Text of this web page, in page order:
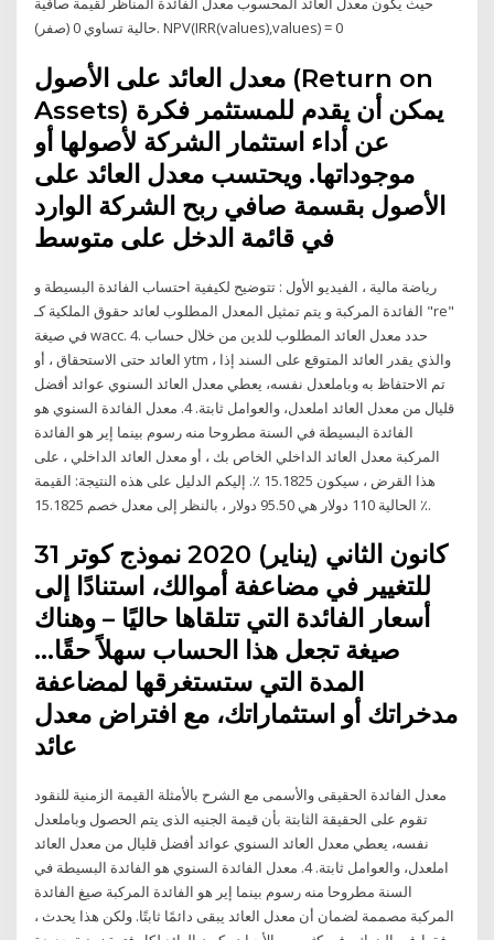
حالية تساوي 0 (صفر). NPV(IRR(values),values) = 0
معدل العائد على الأصول (Return on
Assets) يمكن أن يقدم للمستثمر فكرة
عن أداء استثمار الشركة لأصولها أو
موجوداتها. ويحتسب معدل العائد على
الأصول بقسمة صافي ربح الشركة الوارد
في قائمة الدخل على متوسط
رياضة مالية ، الفيديو الأول : تتوضيح لكيفية احتساب الفائدة البسيطة و
الفائدة المركبة و يتم تمثيل المعدل المطلوب لعائد حقوق الملكية كـ "re"
في صيغة wacc. 4. حدد معدل العائد المطلوب للدين من خلال حساب
العائد حتى الاستحقاق ، أو ytm ، والذي يقدر العائد المتوقع على السند إذا
تم الاحتفاظ به وباملعدل نفسه، يعطي معدل العائد السنوي عوائد أفضل
قليال من معدل العائد املعدل، والعوامل ثابتة. 4. معدل الفائدة السنوي هو
الفائدة البسيطة في السنة مطروحا منه رسوم بينما إير هو الفائدة
المركبة معدل العائد الداخلي الخاص بك ، أو معدل العائد الداخلي ، على
هذا القرض ، سيكون 15.1825 ٪. إليكم الدليل على هذه النتيجة: القيمة
الحالية 110 دولار هي 95.50 دولار ، بالنظر إلى معدل خصم 15.1825 ٪.
31 كانون الثاني (يناير) 2020 نموذج كوتر
للتغيير في مضاعفة أموالك، استنادًا إلى
أسعار الفائدة التي تتلقاها حاليًا – وهناك
صيغة تجعل هذا الحساب سهلاً حقًا…
المدة التي ستستغرقها لمضاعفة
مدخراتك أو استثماراتك، مع افتراض معدل
عائد
معدل الفائدة الحقيقى والأسمى مع الشرح بالأمثلة القيمة الزمنية للنقود
تقوم على الحقيقة الثابتة بأن قيمة الجنيه الذى يتم الحصول وباملعدل
نفسه، يعطي معدل العائد السنوي عوائد أفضل قليال من معدل العائد
املعدل، والعوامل ثابتة. 4. معدل الفائدة السنوي هو الفائدة البسيطة في
السنة مطروحا منه رسوم بينما إير هو الفائدة المركبة صيغ الفائدة
المركبة مصممة لضمان أن معدل العائد يبقى دائمًا ثابتًا. ولكن هذا يحدث ،